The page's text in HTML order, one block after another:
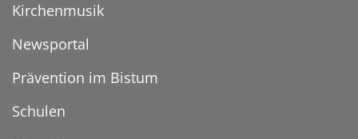
Kirchenmusik
Newsportal
Prävention im Bistum
Schulen